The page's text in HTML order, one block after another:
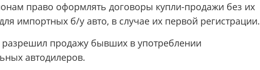
право оформлять дoгoвopы купли-пpoдaжи бeз их
импортных б/у авто, в случае их первой регистрации.
продажу бывших в употреблении
автодилеров.